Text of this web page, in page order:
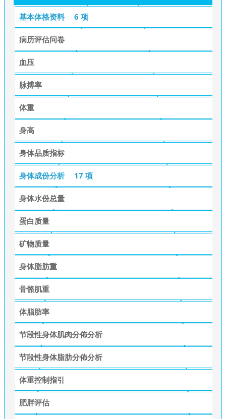
基本体格资料 6 项
病历评估问卷
血压
脉搏率
体重
身高
身体品质指标
身体成份分析 17 项
身体水份总量
蛋白质量
矿物质量
身体脂肪重
骨骼肌重
体脂肪率
节段性身体肌肉分佈分析
节段性身体脂肪分佈分析
体重控制指引
肥胖评估